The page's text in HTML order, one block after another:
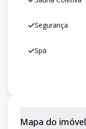
Segurança
Spa
Mapa do imóvel